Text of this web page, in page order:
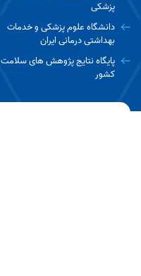
پزشکی
دانشگاه علوم پزشکی و خدمات
بهداشتی درمانی ایران
پایگاه نتایج پژوهش های سلامت
کشور